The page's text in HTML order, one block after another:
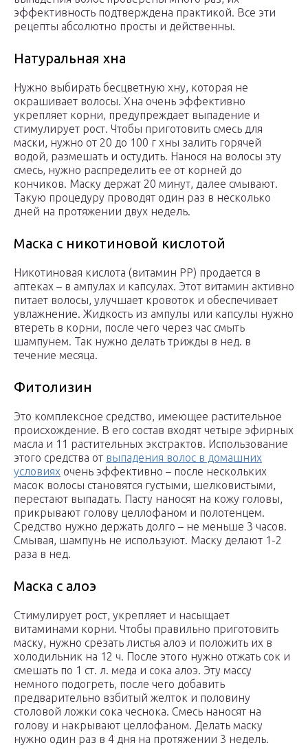
эффективность подтверждена практикой. Все эти
рецепты абсолютно просты и действенны.
Натуральная хна
Нужно выбирать бесцветную хну, которая не
окрашивает волосы. Хна очень эффективно
укрепляет корни, предупреждает выпадение и
стимулирует рост. Чтобы приготовить смесь для
маски, нужно от 20 до 100 г хны залить горячей
водой, размешать и остудить. Нанося на волосы эту
смесь, нужно распределить ее от корней до
кончиков. Маску держат 20 минут, далее смывают.
Такую процедуру проводят один раз в несколько
дней на протяжении двух недель.
Маска с никотиновой кислотой
Никотиновая кислота (витамин РР) продается в
аптеках – в ампулах и капсулах. Этот витамин активно
питает волосы, улучшает кровоток и обеспечивает
увлажнение. Жидкость из ампулы или капсулы нужно
втереть в корни, после чего через час смыть
шампунем. Так нужно делать трижды в нед. в
течение месяца.
Фитолизин
Это комплексное средство, имеющее растительное
происхождение. В его состав входят четыре эфирных
масла и 11 растительных экстрактов. Использование
этого средства от выпадения волос в домашних
условиях очень эффективно – после нескольких
масок волосы становятся густыми, шелковистыми,
перестают выпадать. Пасту наносят на кожу головы,
прикрывают голову целлофаном и полотенцем.
Средство нужно держать долго – не меньше 3 часов.
Смывая, шампунь не используют. Маску делают 1-2
раза в нед.
Маска с алоэ
Стимулирует рост, укрепляет и насыщает
витаминами корни. Чтобы правильно приготовить
маску, нужно срезать листья алоэ и положить их в
холодильник на 12 ч. После этого нужно отжать сок и
смешать по 1 ст. л. меда и сока алоэ. Эту массу
немного подогреть, после чего добавить
предварительно взбитый желток и половину
столовой ложки сока чеснока. Смесь наносят на
голову и накрывают целлофаном. Делать маску
нужно один раз в 4 дня на протяжении 3 недель.